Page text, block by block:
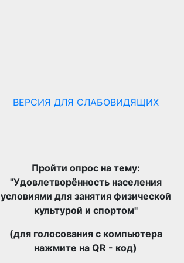
ВЕРСИЯ ДЛЯ СЛАБОВИДЯЩИХ
Пройти опрос на тему:
"Удовлетворённость населения
условиями для занятия физической
культурой и спортом"
(для голосования с компьютера
нажмите на QR - код)